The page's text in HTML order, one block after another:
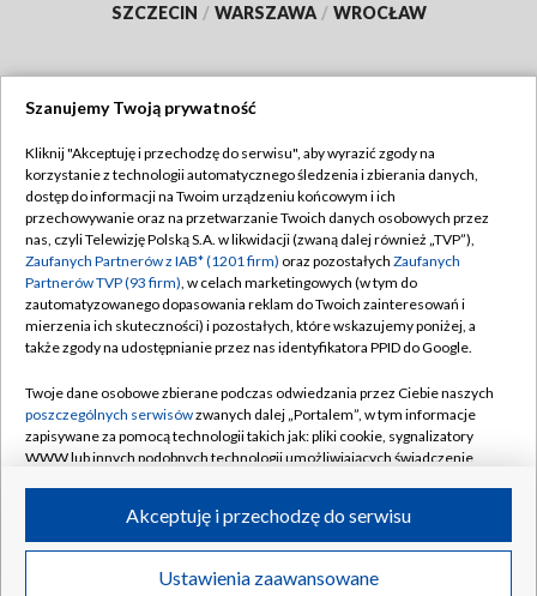
SZCZECIN / WARSZAWA / WROCŁAW
TVP
Abonament TVP
Emisja w TVP
Centrum informacji TVP
Naziemna Telewizja Cyfrowa
Rada Programowa
System NOS
Informacje o nadawcy
Program dla prasy
Regulamin TVP
Polityka prywatności
Moje zgody
Pomoc
Kontakt
Kanały
©2026 Telewizja Polska S.A. w likwidacji
Szanujemy Twoją prywatność
Kliknij "Akceptuję i przechodzę do serwisu", aby wyrazić zgody na
korzystanie z technologii automatycznego śledzenia i zbierania danych,
dostęp do informacji na Twoim urządzeniu końcowym i ich
przechowywanie oraz na przetwarzanie Twoich danych osobowych przez
nas, czyli Telewizję Polską S.A. w likwidacji (zwaną dalej również „TVP”),
Zaufanych Partnerów z IAB* (1201 firm) oraz pozostałych Zaufanych
Partnerów TVP (93 firm), w celach marketingowych (w tym do
zautomatyzowanego dopasowania reklam do Twoich zainteresowań i
mierzenia ich skuteczności) i pozostałych, które wskazujemy poniżej, a
także zgody na udostępnianie przez nas identyfikatora PPID do Google.
Twoje dane osobowe zbierane podczas odwiedzania przez Ciebie naszych
poszczególnych serwisówzwanych dalej „Portalem”, w tym informacje
zapisywane za pomocą technologii takich jak: pliki cookie, sygnalizatory
WWW lub innych podobnych technologii umożliwiających świadczenie
ruchu w Internecie.
Twoje dane osobowe zbierane podczas odwiedzania przez Ciebie
poszczególnych serwisówna Portalu, takie jak adresy IP, identyfikatory
Ustawienia zaawansowane
Akceptuję i przechodzę do serwisu